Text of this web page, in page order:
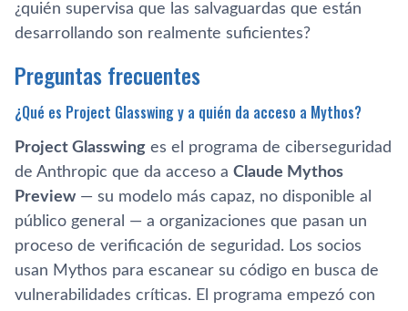
¿quién supervisa que las salvaguardas que están
desarrollando son realmente suficientes?
Preguntas frecuentes
¿Qué es Project Glasswing y a quién da acceso a Mythos?
Project Glasswing es el programa de ciberseguridad
de Anthropic que da acceso a Claude Mythos
Preview — su modelo más capaz, no disponible al
público general — a organizaciones que pasan un
proceso de verificación de seguridad. Los socios
usan Mythos para escanear su código en busca de
vulnerabilidades críticas. El programa empezó con